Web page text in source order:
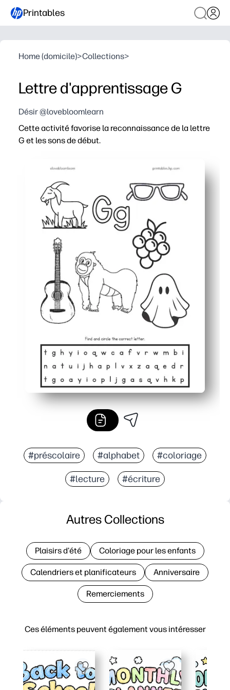
Printables
Home (domicile)>Collections>
Lettre d'apprentissage G
Désir @lovebloomlearn
Cette activité favorise la reconnaissance de la lettre
G et les sons de début.
Print-and-Go - aucune préparation pour un
Vos apprenants restent engagés dans les tâches de
Vous augmentez la conscience phonémique en
Vous développez des habiletés motrices fines et une
#préscolaire #alphabet #coloriage
#lecture #écriture
Ces éléments peuvent également vous intéresser
Autres Collections
Plaisirs d'été Coloriage pour les enfants
Calendriers et planificateurs Anniversaire
Remerciements